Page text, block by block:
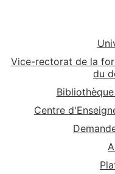
Vice-rectorat de la
du
Centre